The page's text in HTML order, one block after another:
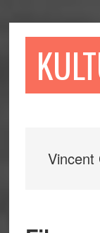
till
till
sidofältet
till
Vincent